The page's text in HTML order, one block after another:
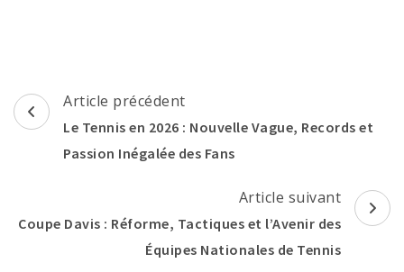
Navigation
d'article
Article précédent
Le Tennis en 2026 : Nouvelle Vague, Records et
Passion Inégalée des Fans
Article suivant
Coupe Davis : Réforme, Tactiques et l’Avenir des
Équipes Nationales de Tennis